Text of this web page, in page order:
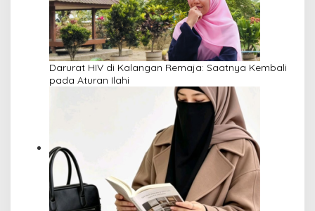
Darurat HIV di Kalangan Remaja: Saatnya Kembali
pada Aturan Ilahi